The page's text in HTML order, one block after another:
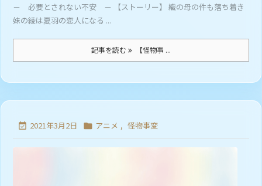
－ 必要とされない不安 － 【ストーリー】 織の母の件も落ち着き
妹の綾は夏羽の恋人になる ...
記事を読む 【怪物事 ...
 2021年3月2日  アニメ , 怪物事変